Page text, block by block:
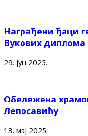
Награђени ђаци
Вукових диплома
29. јун 2025.
Обележена
Лепосавићу
13. мај 2025.